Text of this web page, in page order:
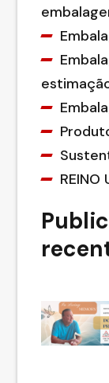
REINO